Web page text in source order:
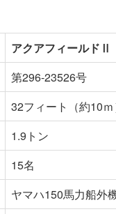
アクアフィールドⅡ
第296-23526号
32フィート（約10
1.9トン
15名
ヤマハ150馬力船外